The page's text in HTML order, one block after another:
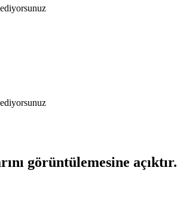
görüntülemesine açıktır.